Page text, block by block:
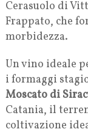
Cerasuolo di
Frappato, che
morbidezza.
Un vino ideale
i formaggi
Moscato di
Catania, il
coltivazione